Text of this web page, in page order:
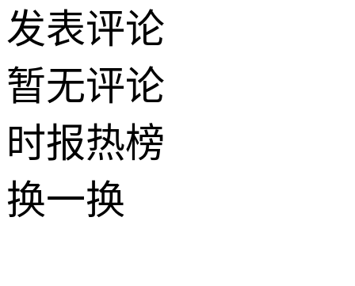
发表评论
暂无评论
时报热榜
换一换